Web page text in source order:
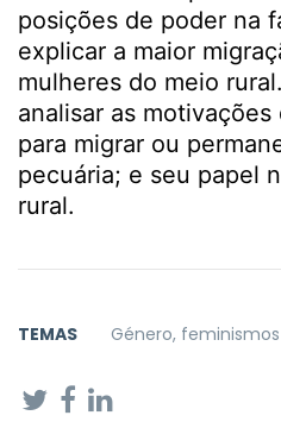
posições de poder na
explicar a maior
mulheres do meio
analisar as
para migrar ou
pecuária; e seu papel
rural.
TEMAS Género,